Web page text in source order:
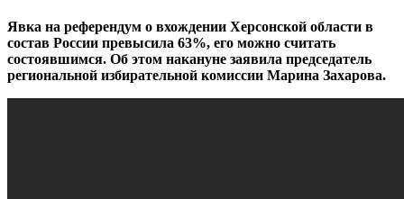
Явка на референдум о вхождении Херсонской области в
состав России превысила 63%, его можно считать
состоявшимся. Об этом накануне заявила председатель
региональной избирательной комиссии Марина Захарова.